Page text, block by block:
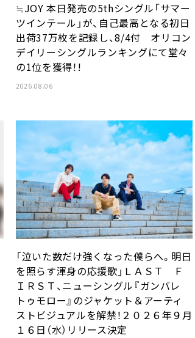
≒JOY 本日発売の5thシングル「サマー
ツインテール」が、自己最高となる初日
出荷37万枚を記録し、8/4付 オリコン
デイリーシングルランキングにて堂々
の1位を獲得！!
2026.08.06
「泣いた数だけ強くなった僕らへ。明日
を照らす渾身の応援歌」ＬＡＳＴ Ｆ
ＩＲＳＴ、ニューシングル『ガンバレ
トゥモロー』のジャケット＆アーティ
ストビジュアルを解禁！２０２６年９月
１６日（水）リリース決定